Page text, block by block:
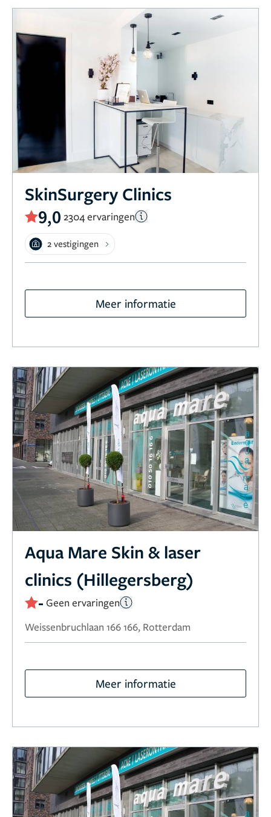
SkinSurgery Clinics
9,0 2304 ervaringen
2 vestigingen
Meer informatie
Aqua Mare Skin & laser
clinics (Hillegersberg)
- Geen ervaringen
Weissenbruchlaan 166 166, Rotterdam
Meer informatie